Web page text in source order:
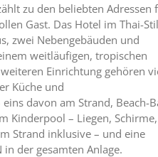
zu den beliebten Adressen
Gast. Das Hotel im Thai-Stil
zwei Nebengebäuden und
weitläufigen, tropischen
Einrichtung gehören
Küche und
davon am Strand, Beach-
Kinderpool – Liegen, Schirme,
Strand inklusive – und eine
in der gesamten Anlage.